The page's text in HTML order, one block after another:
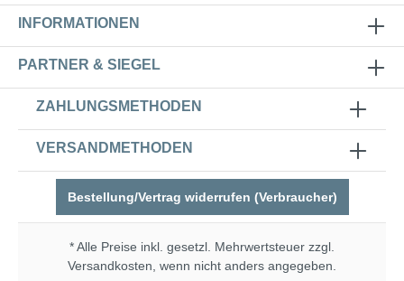
INFORMATIONEN
PARTNER & SIEGEL
ZAHLUNGSMETHODEN
VERSANDMETHODEN
Bestellung/Vertrag widerrufen (Verbraucher)
* Alle Preise inkl. gesetzl. Mehrwertsteuer zzgl.
Versandkosten , wenn nicht anders angegeben.